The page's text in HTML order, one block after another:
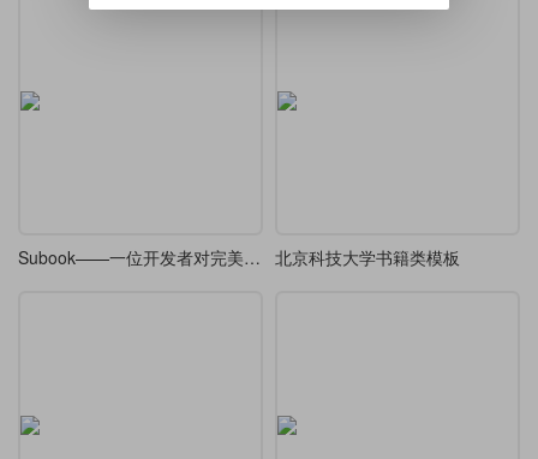
Subook——一位开发者对完美书籍排版的浪漫追寻 北京科技大学书籍类模板